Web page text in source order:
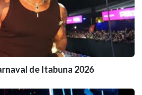
de Itabuna 2026